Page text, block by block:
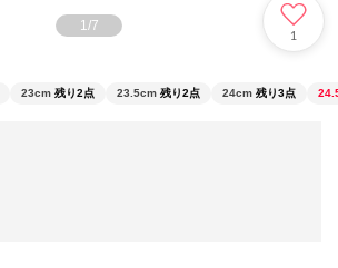
1 /7
1
23cm 残り2点 23.5cm 残り2点 24cm 残り3点